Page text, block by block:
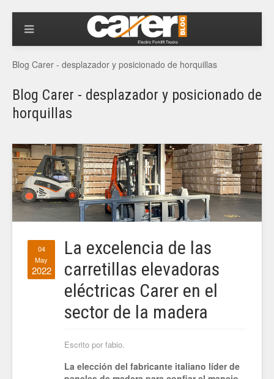
Blog Carer - desplazador y posicionado de horquillas
Blog Carer - desplazador y posicionado de
horquillas
04
May
2022
La excelencia de las
carretillas elevadoras
eléctricas Carer en el
sector de la madera
Escrito por fabio.
La elección del fabricante italiano líder de